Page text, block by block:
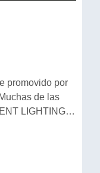
promovido por
de las
LIGHTING